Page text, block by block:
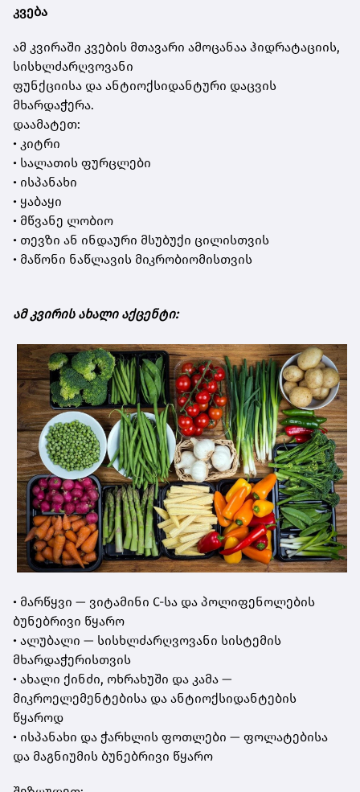
კვება
ამ კვირაში კვების მთავარი ამოცანაა ჰიდრატაციის,
სისხლძარღვოვანი
ფუნქციისა და ანტიოქსიდანტური დაცვის
მხარდაჭერა.
დაამატეთ:
• კიტრი
• სალათის ფურცლები
• ისპანახი
• ყაბაყი
• მწვანე ლობიო
• თევზი ან ინდაური მსუბუქი ცილისთვის
• მაწონი ნაწლავის მიკრობიომისთვის
ამ კვირის ახალი აქცენტი:
• მარწყვი — ვიტამინი C-სა და პოლიფენოლების
ბუნებრივი წყარო
• ალუბალი — სისხლძარღვოვანი სისტემის
მხარდაჭერისთვის
• ახალი ქინძი, ოხრახუში და კამა —
მიკროელემენტებისა და ანტიოქსიდანტების
წყაროდ
• ისპანახი და ჭარხლის ფოთლები — ფოლატებისა
და მაგნიუმის ბუნებრივი წყარო